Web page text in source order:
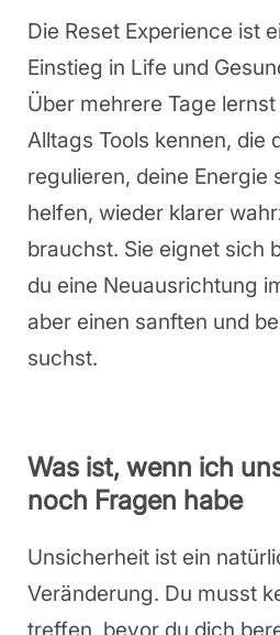
Die Reset Experience ist
Einstieg in Life und
Über mehrere Tage
Alltags Tools kennen, die
regulieren, deine Energie
helfen, wieder klarer
brauchst. Sie eignet sich
du eine Neuausrichtung
aber einen sanften und
suchst.
Was ist, wenn ich
noch Fragen habe
Unsicherheit ist ein
Veränderung. Du musst
treffen, bevor du dich